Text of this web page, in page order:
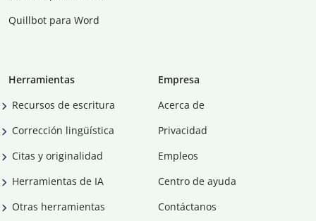
Quillbot para Word
Herramientas
Recursos de escritura
Corrección lingüística
Citas y originalidad
Herramientas de IA
Otras herramientas
Empresa
Acerca de
Privacidad
Empleos
Centro de ayuda
Contáctanos